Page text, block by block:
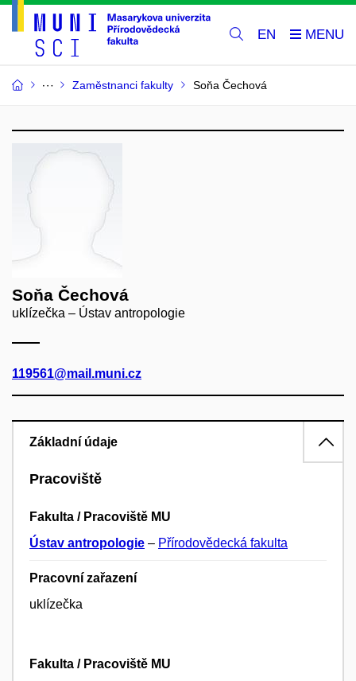
EN
Zaměstnanci fakulty Soňa Čechová
Soňa Čechová
uklízečka – Ústav antropologie
119561@mail.muni.cz
Základní údaje
Pracoviště
Fakulta / Pracoviště MU
Ústav antropologie – Přírodovědecká fakulta
Pracovní zařazení
uklízečka
Fakulta / Pracoviště MU